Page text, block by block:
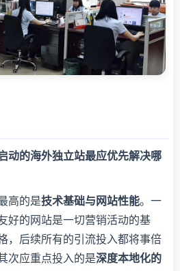
动的海外独立站最应优先解决哪
高的是技术基础与网站性能。一
好的网站是一切营销活动的基
，后续所有的引流投入都将事倍
次应重点投入的是深度本地化的